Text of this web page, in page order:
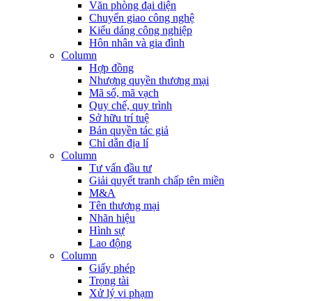
Văn phòng đại diện
Chuyển giao công nghệ
Kiểu dáng công nghiệp
Hôn nhân và gia đình
Column
Hợp đồng
Nhượng quyền thương mại
Mã số, mã vạch
Quy chế, quy trình
Sở hữu trí tuệ
Bản quyền tác giả
Chỉ dẫn địa lí
Column
Tư vấn đầu tư
Giải quyết tranh chấp tên miền
M&A
Tên thương mại
Nhãn hiệu
Hình sự
Lao động
Column
Giấy phép
Trọng tài
Xử lý vi phạm